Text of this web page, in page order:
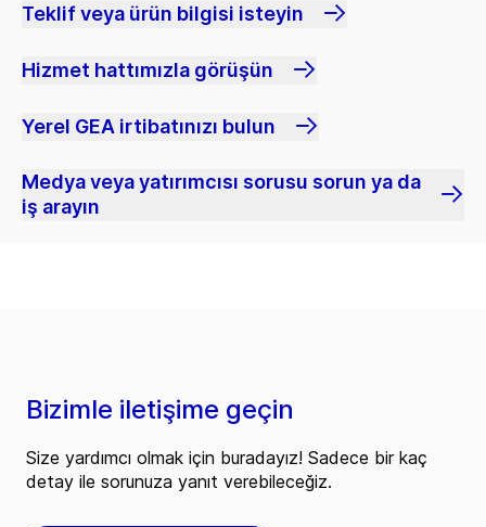
Teklif veya ürün bilgisi isteyin
Hizmet hattımızla görüşün
Yerel GEA irtibatınızı bulun
Medya veya yatırımcısı sorusu sorun ya da
iş arayın
Bizimle iletişime geçin
Size yardımcı olmak için buradayız! Sadece bir kaç
detay ile sorunuza yanıt verebileceğiz.